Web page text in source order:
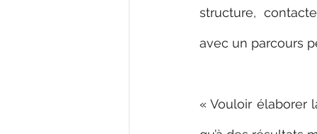
structure,
avec un parcours
« Vouloir élaborer